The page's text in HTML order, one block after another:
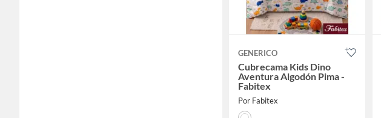
GENERICO
Cubrecama Kids Dino
Aventura Algodón Pima -
Fabitex
Por Fabitex